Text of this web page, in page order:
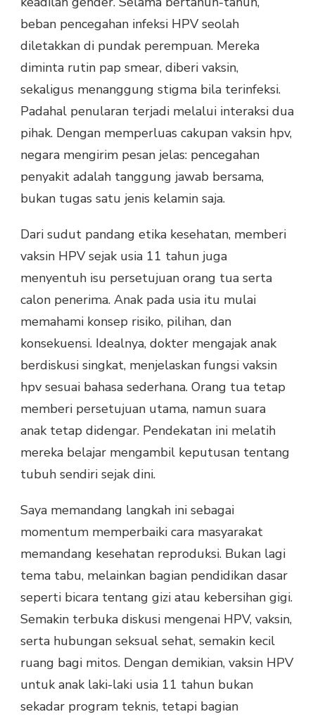
beban pencegahan infeksi HPV seolah
diletakkan di pundak perempuan. Mereka
diminta rutin pap smear, diberi vaksin,
sekaligus menanggung stigma bila terinfeksi.
Padahal penularan terjadi melalui interaksi dua
pihak. Dengan memperluas cakupan vaksin hpv,
negara mengirim pesan jelas: pencegahan
penyakit adalah tanggung jawab bersama,
bukan tugas satu jenis kelamin saja.
Dari sudut pandang etika kesehatan, memberi
vaksin HPV sejak usia 11 tahun juga
menyentuh isu persetujuan orang tua serta
calon penerima. Anak pada usia itu mulai
memahami konsep risiko, pilihan, dan
konsekuensi. Idealnya, dokter mengajak anak
berdiskusi singkat, menjelaskan fungsi vaksin
hpv sesuai bahasa sederhana. Orang tua tetap
memberi persetujuan utama, namun suara
anak tetap didengar. Pendekatan ini melatih
mereka belajar mengambil keputusan tentang
tubuh sendiri sejak dini.
Saya memandang langkah ini sebagai
momentum memperbaiki cara masyarakat
memandang kesehatan reproduksi. Bukan lagi
tema tabu, melainkan bagian pendidikan dasar
seperti bicara tentang gizi atau kebersihan gigi.
Semakin terbuka diskusi mengenai HPV, vaksin,
serta hubungan seksual sehat, semakin kecil
ruang bagi mitos. Dengan demikian, vaksin HPV
untuk anak laki-laki usia 11 tahun bukan
sekadar program teknis, tetapi bagian